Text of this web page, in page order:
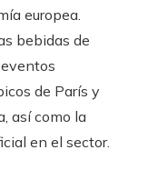
europea.
bebidas de
de París y
así como la
en el sector.